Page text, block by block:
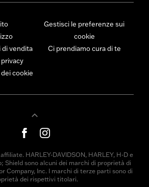
di vendita
cookie
Gestisci le preferenze sui
cookie
Ci prendiamo cura di te
HARLEY-DAVIDSON, HARLEY, H-D e
Shield sono alcuni dei marchi di proprietà di
Company, Inc. I marchi di terze parti sono di
dei rispettivi titolari.